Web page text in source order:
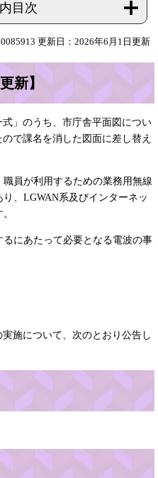
目次
更新日：2026年6月1日更新
新】
」のうち、市庁舎平面図につい
で課名を消した図面に差し替え
員が利用するための業務用無線
、LGWAN系及びインターネッ
るにあたって必要となる電波の事
施について、次のとおり公告し